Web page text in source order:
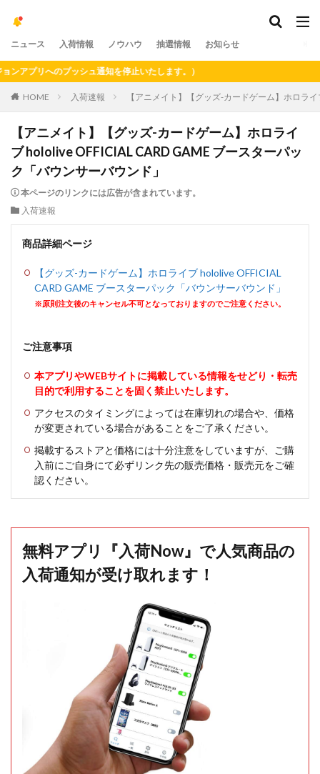
ニュース 入荷情報 ノウハウ 抽選情報 お知らせ
リへのプッシュ通知を停止いたします。）
HOME 入荷速報 【アニメイト】【グッズ-カードゲーム】ホロラ
【アニメイト】【グッズ-カードゲーム】ホロライ
ブ hololive OFFICIAL CARD GAME ブースターパッ
ク「バウンサーバウンド」
本ページのリンクには広告が含まれています。
入荷速報
商品詳細ページ
【グッズ-カードゲーム】ホロライブ hololive OFFICIAL
CARD GAME ブースターパック「バウンサーバウンド」
※原則注文後のキャンセル不可となっておりますのでご注意ください。
ご注意事項
本アプリやWEBサイトに掲載している情報をせどり・転売
目的で利用することを固く禁止いたします。
アクセスのタイミングによっては在庫切れの場合や、価格
が変更されている場合があることをご了承ください。
掲載するストアと価格には十分注意をしていますが、ご購
入前にご自身にて必ずリンク先の販売価格・販売元をご確
認ください。
無料アプリ『入荷Now』で人気商品の
入荷通知が受け取れます！